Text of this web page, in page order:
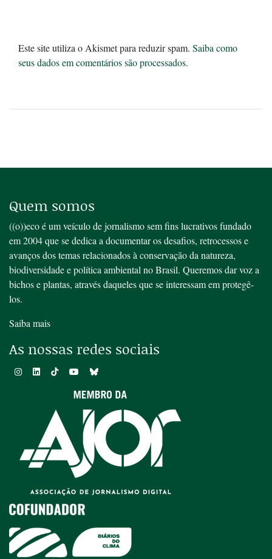
Este site utiliza o Akismet para reduzir spam. Saiba como
seus dados em comentários são processados.
Quem somos
((o))eco é um veículo de jornalismo sem fins lucrativos fundado
em 2004 que se dedica a documentar os desafios, retrocessos e
avanços dos temas relacionados à conservação da natureza,
biodiversidade e política ambiental no Brasil. Queremos dar voz a
bichos e plantas, através daqueles que se interessam em protegê-
los.
Saiba mais
As nossas redes sociais